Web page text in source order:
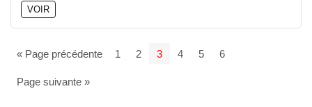
VOIR
« Page précédente 1 2 3 4 5 6
Page suivante »